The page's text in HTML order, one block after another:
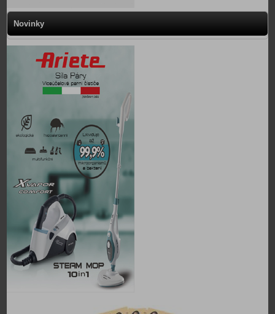
Novinky